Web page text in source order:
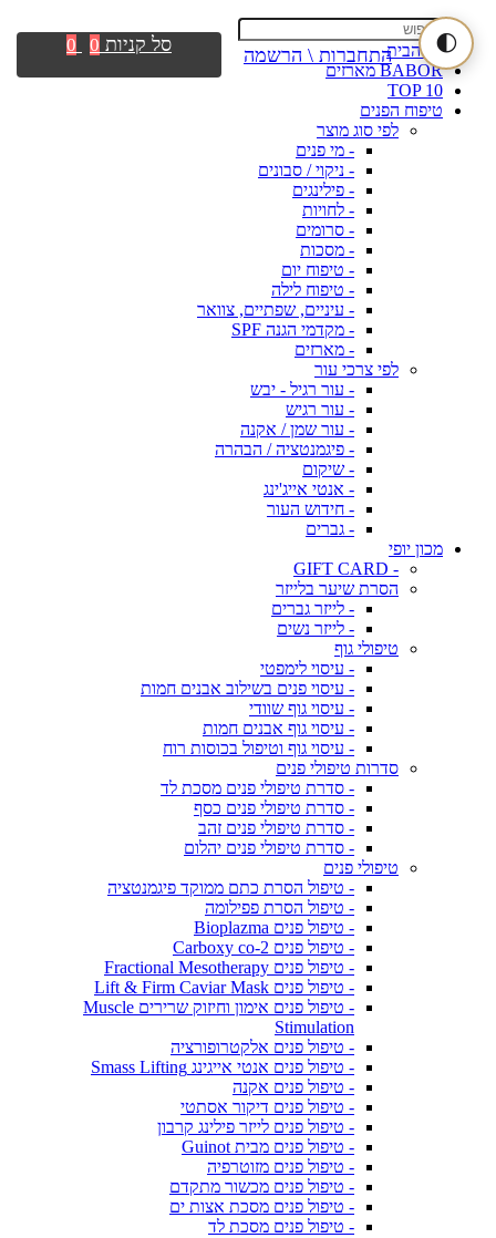
🌓דף הבית
BABOR מארזים
TOP 10
טיפוח הפנים
לפי סוג מוצר
- מי פנים
- ניקוי / סבונים
- פילינגים
- לחויות
- סרומים
- מסכות
- טיפוח יום
- טיפוח לילה
- עיניים, שפתיים, צוואר
- מקדמי הגנה SPF
- מארזים
לפי צרכי עור
- עור רגיל - יבש
- עור רגיש
- עור שמן / אקנה
- פיגמנטציה / הבהרה
- שיקום
- אנטי אייג'ינג
- חידוש העור
- גברים
מכון יופי
- GIFT CARD
הסרת שיער בלייזר
- לייזר גברים
- לייזר נשים
טיפולי גוף
- עיסוי לימפטי
- עיסוי פנים בשילוב אבנים חמות
- עיסוי גוף שוודי
- עיסוי גוף אבנים חמות
- עיסוי גוף וטיפול בכוסות רוח
סדרות טיפולי פנים
- סדרת טיפולי פנים מסכת לד
- סדרת טיפולי פנים כסף
- סדרת טיפולי פנים זהב
- סדרת טיפולי פנים יהלום
טיפולי פנים
- טיפול הסרת כתם ממוקד פיגמנטציה
- טיפול הסרת פפילומה
- טיפול פנים Bioplazma
- טיפול פנים Carboxy co-2
- טיפול פנים Fractional Mesotherapy
- טיפול פנים Lift & Firm Caviar Mask
- טיפול פנים אימון וחיזוק שרירים Muscle
Stimulation
- טיפול פנים אלקטרופורציה
- טיפול פנים אנטי אייגינג Smass Lifting
- טיפול פנים אקנה
- טיפול פנים דיקור אסתטי
- טיפול פנים לייזר פילינג קרבון
- טיפול פנים מבית Guinot
- טיפול פנים מזוטרפיה
- טיפול פנים מכשור מתקדם
- טיפול פנים מסכת אצות ים
- טיפול פנים מסכת לד
התחברות \ הרשמה סל קניות 0
0